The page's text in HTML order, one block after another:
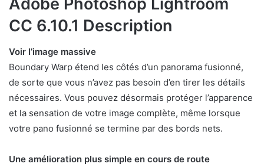
CC 6.10.1 Description
Voir l’image massive
Boundary Warp étend les côtés d’un panorama fusionné,
de sorte que vous n’avez pas besoin d’en tirer les détails
nécessaires. Vous pouvez désormais protéger l’apparence
et la sensation de votre image complète, même lorsque
votre pano fusionné se termine par des bords nets.
Une amélioration plus simple en cours de route